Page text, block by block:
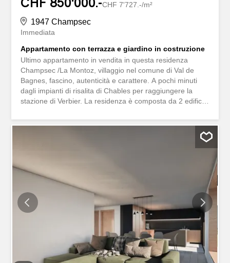
CHF 7'727.-/m²
1947 Champsec
Immediata
Appartamento con terrazza e giardino in costruzione
Ultimo appartamento in vendita in questa residenza
Champsec /La Montoz, villaggio nel comune di Val de
Bagnes, fascino, autenticità e carattere. A pochi minuti
dagli impianti di risalita di Chables per raggiungere la
stazione di Verbier. La residenza è composta da 2 edifici
tranquilla con una vista mozzafiato sulle montagne. Il
progetto è stato concepito in modo da ridurre al minimo il
soggiorno d’ingresso con armadio a muro integrato. Un
ampio e luminoso soggiorno con cucina a vista
completamente attrezzata, con accesso diretto ad una
bella terrazza con una posizione ideale. Tre camere da
letto e due bagni e WC con spazio per una lavatrice. **Il
punto forte di questo appartamento!** **Una bella
terrazza e anche un’area privata in prato per godere della